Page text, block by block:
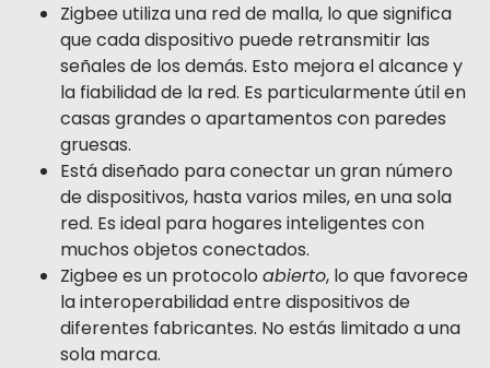
Zigbee utiliza una red de malla, lo que significa
que cada dispositivo puede retransmitir las
señales de los demás. Esto mejora el alcance y
la fiabilidad de la red. Es particularmente útil en
casas grandes o apartamentos con paredes
gruesas.
Está diseñado para conectar un gran número
de dispositivos, hasta varios miles, en una sola
red. Es ideal para hogares inteligentes con
muchos objetos conectados.
Zigbee es un protocolo abierto, lo que favorece
la interoperabilidad entre dispositivos de
diferentes fabricantes. No estás limitado a una
sola marca.